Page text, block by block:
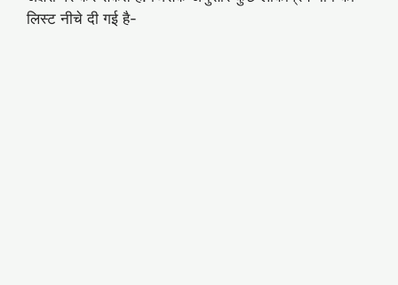
लिस्ट नीचे दी गई है-